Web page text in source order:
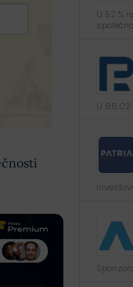
U 52 %
U 66,02